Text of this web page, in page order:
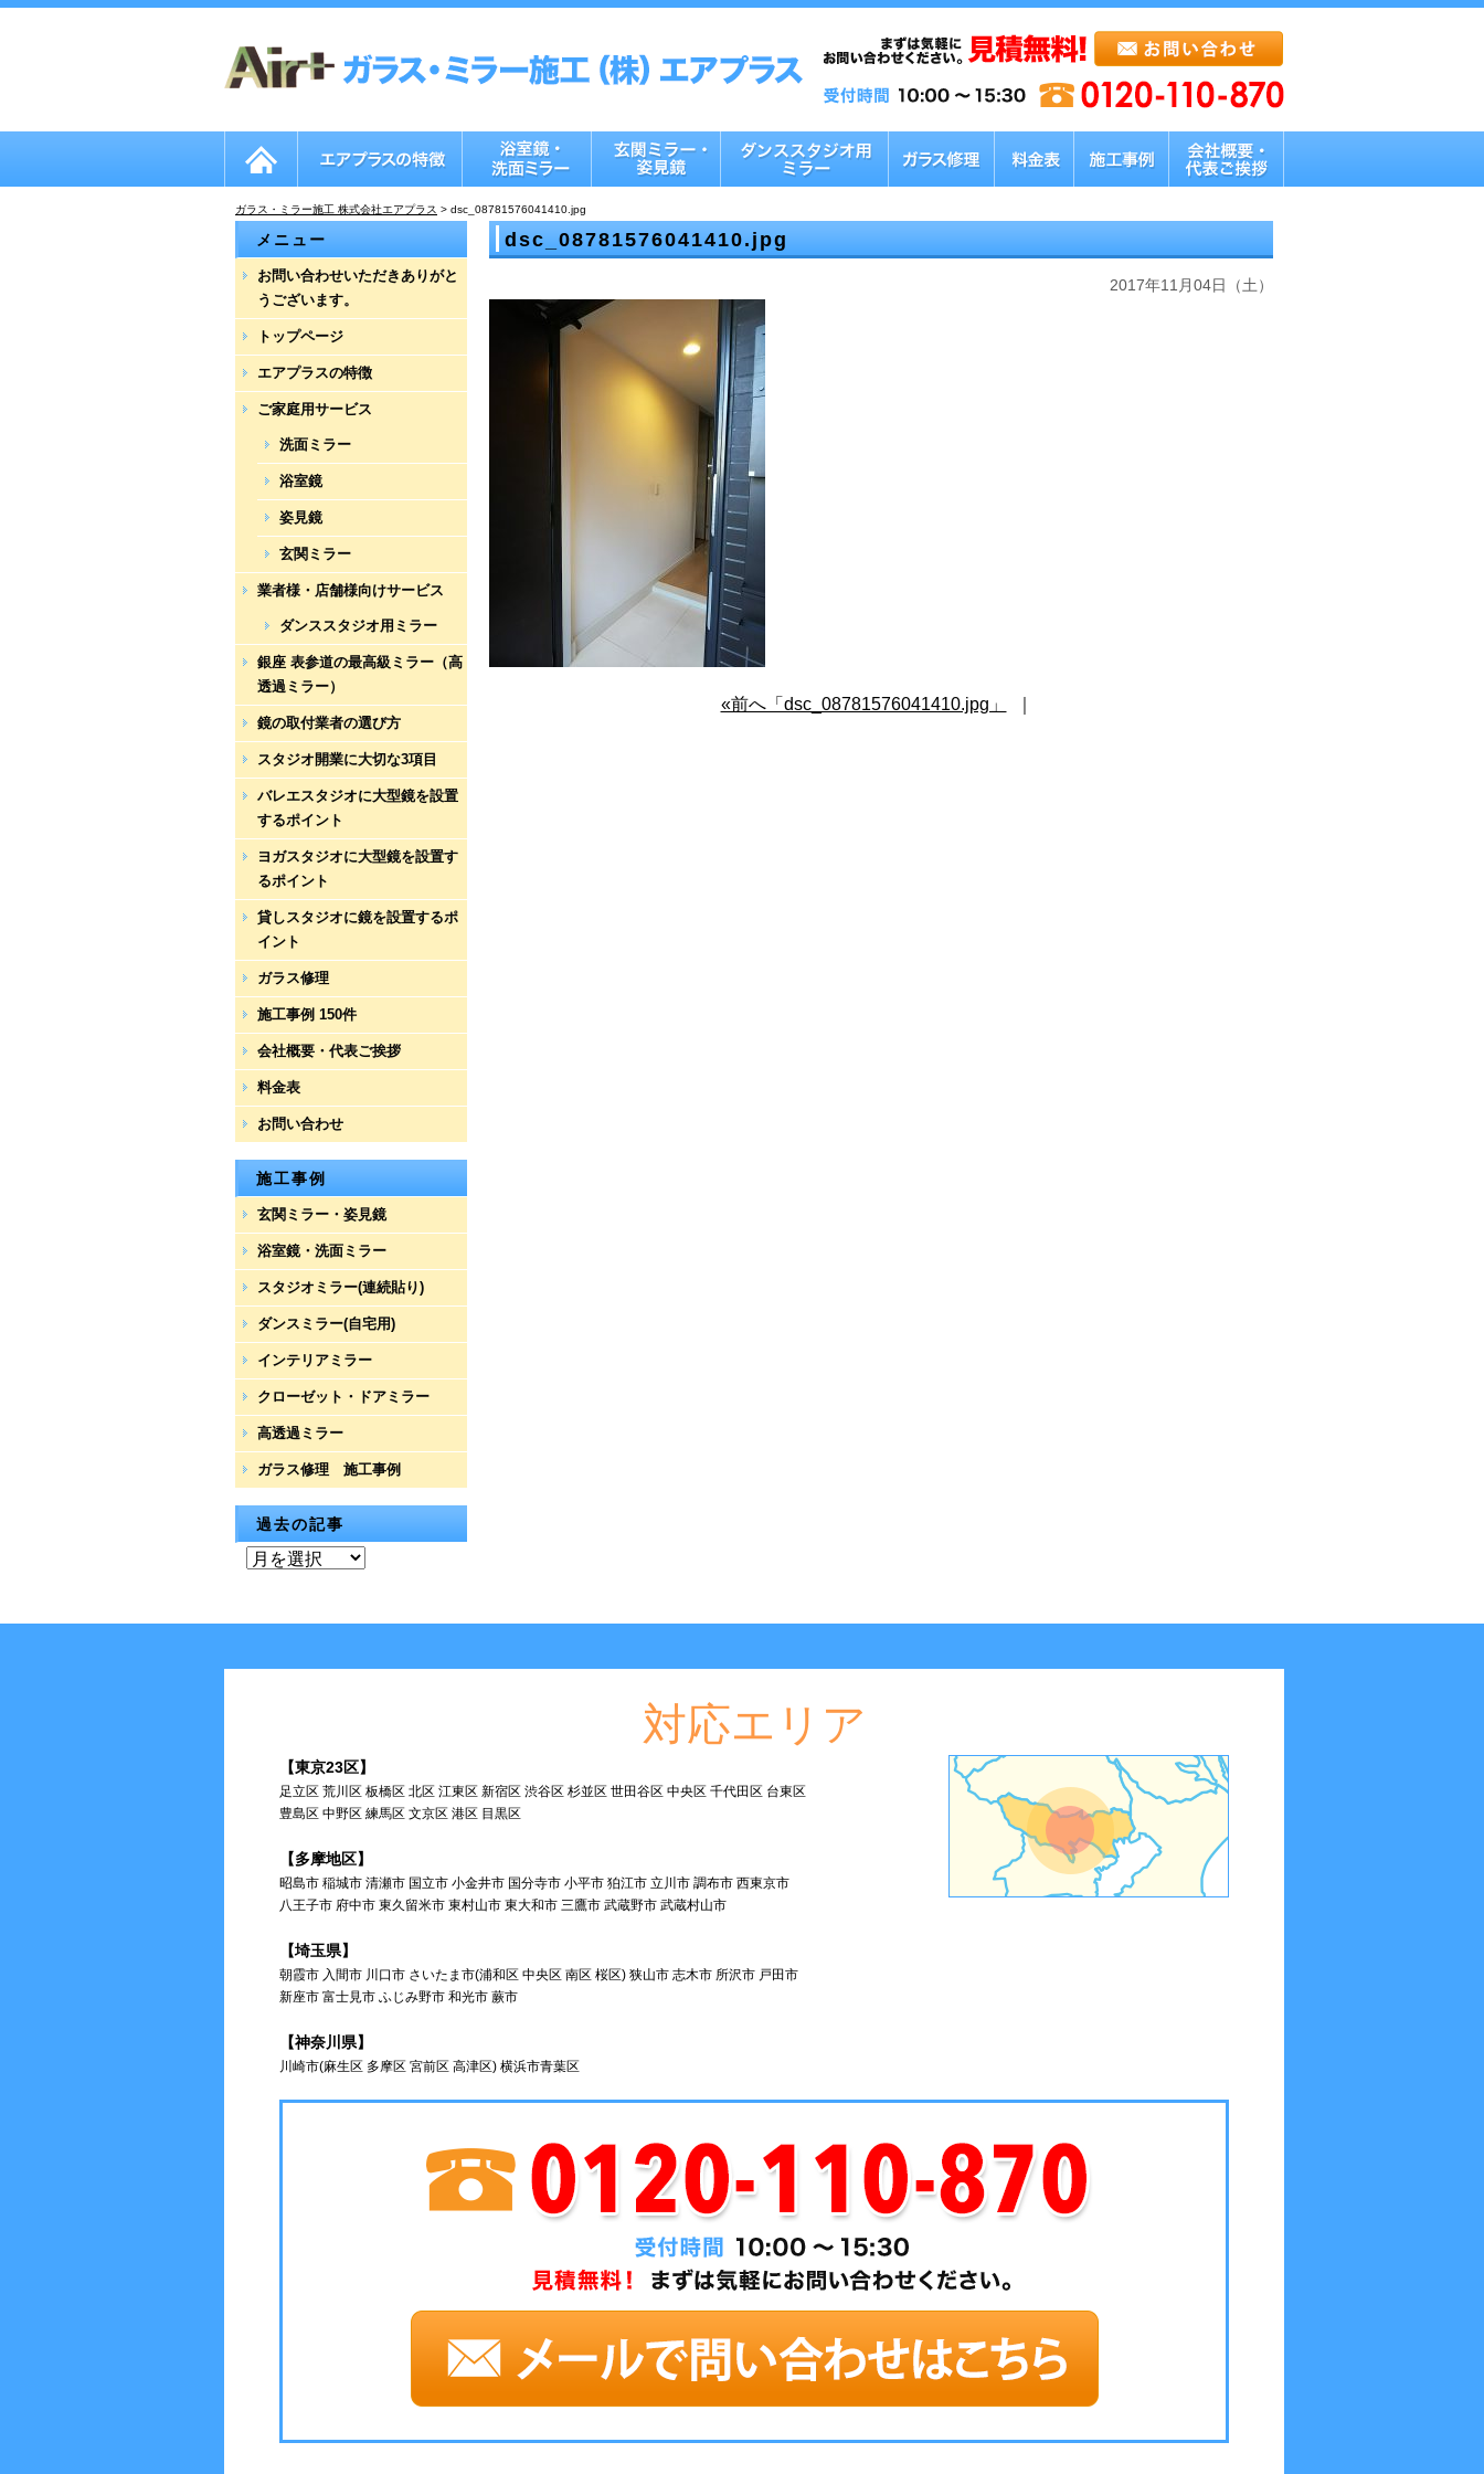
ガラス・ミラー施工 株式会社エアプラス > dsc_08781576041410.jpg
dsc_08781576041410.jpg
2017年11月04日（土）
«前へ「dsc_08781576041410.jpg」
メニュー
お問い合わせいただきありがと
うございます。
トップページ
エアプラスの特徴
ご家庭用サービス
洗面ミラー
浴室鏡
姿見鏡
玄関ミラー
業者様・店舗様向けサービス
ダンススタジオ用ミラー
銀座 表参道の最高級ミラー（高
透過ミラー）
鏡の取付業者の選び方
スタジオ開業に大切な3項目
バレエスタジオに大型鏡を設置
するポイント
ヨガスタジオに大型鏡を設置す
るポイント
貸しスタジオに鏡を設置するポ
イント
ガラス修理
施工事例 150件
会社概要・代表ご挨拶
料金表
お問い合わせ
施工事例
玄関ミラー・姿見鏡
浴室鏡・洗面ミラー
スタジオミラー(連続貼り)
ダンスミラー(自宅用)
インテリアミラー
クローゼット・ドアミラー
高透過ミラー
ガラス修理 施工事例
過去の記事
対応エリア
【東京23区】
足立区 荒川区 板橋区 北区 江東区 新宿区 渋谷区 杉並区 世田谷区 中央区 千代田区 台東区
豊島区 中野区 練馬区 文京区 港区 目黒区
【多摩地区】
昭島市 稲城市 清瀬市 国立市 小金井市 国分寺市 小平市 狛江市 立川市 調布市 西東京市
八王子市 府中市 東久留米市 東村山市 東大和市 三鷹市 武蔵野市 武蔵村山市
【埼玉県】
朝霞市 入間市 川口市 さいたま市(浦和区 中央区 南区 桜区) 狭山市 志木市 所沢市 戸田市
新座市 富士見市 ふじみ野市 和光市 蕨市
【神奈川県】
川崎市(麻生区 多摩区 宮前区 高津区) 横浜市青葉区